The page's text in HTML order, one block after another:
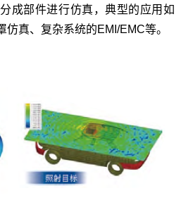
成部件进行仿真，典型的应用如
真、复杂系统的EMI/EMC等。